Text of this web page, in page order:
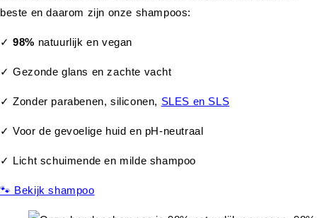
beste en daarom zijn onze shampoos:
✓98% natuurlijk en vegan
✓ Gezonde glans en zachte vacht
✓ Zonder parabenen, siliconen, SLES en SLS
✓ Voor de gevoelige huid en pH-neutraal
✓ Licht schuimende en milde shampoo
🐾 Bekijk shampoo